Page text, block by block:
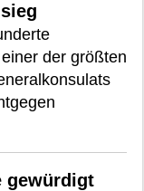
der größten
gewürdigt